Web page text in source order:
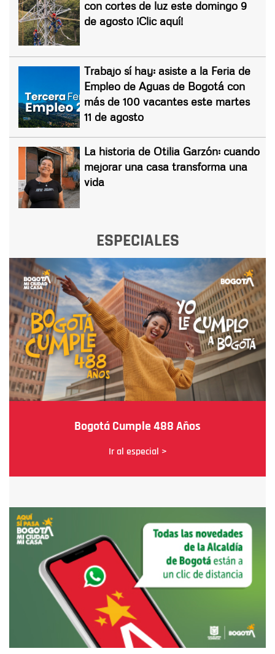
con cortes de luz este domingo 9
de agosto ¡Clic aquí!
Trabajo sí hay: asiste a la Feria de
Empleo de Aguas de Bogotá con
más de 100 vacantes este martes
11 de agosto
La historia de Otilia Garzón: cuando
mejorar una casa transforma una
vida
ESPECIALES
Bogotá Cumple 488 Años
Ir al especial >